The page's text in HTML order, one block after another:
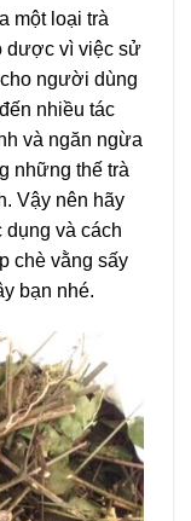
một loại trà
dược vì việc sử
người dùng
nhiều tác
và ngăn ngừa
những thế trà
Vậy nên hãy
dụng và cách
chè vằng sấy
bạn nhé.